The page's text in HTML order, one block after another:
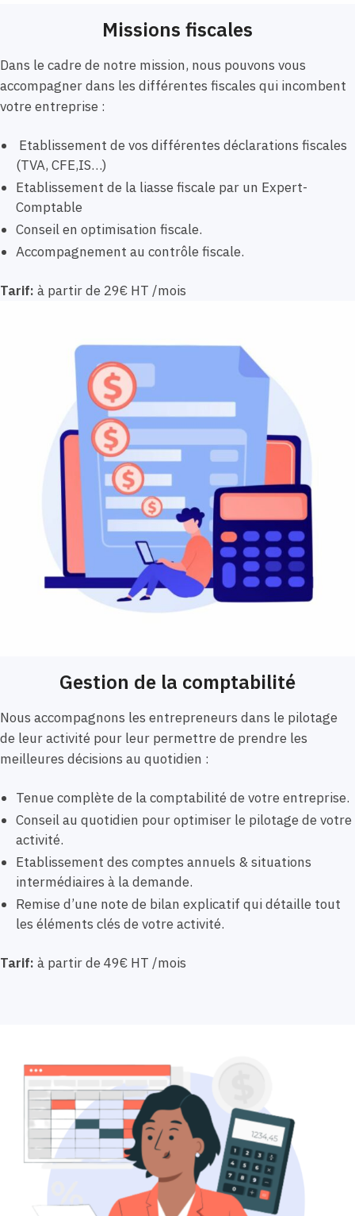
Missions fiscales
Dans le cadre de notre mission, nous pouvons vous
accompagner dans les différentes fiscales qui incombent
votre entreprise :
Etablissement de vos différentes déclarations fiscales
(TVA, CFE,IS…)
Etablissement de la liasse fiscale par un Expert-
Comptable
Conseil en optimisation fiscale.
Accompagnement au contrôle fiscale.
Tarif: à partir de 29€ HT /mois
Gestion de la comptabilité
Nous accompagnons les entrepreneurs dans le pilotage
de leur activité pour leur permettre de prendre les
meilleures décisions au quotidien :
Tenue complète de la comptabilité de votre entreprise.
Conseil au quotidien pour optimiser le pilotage de votre
activité.
Etablissement des comptes annuels & situations
intermédiaires à la demande.
Remise d’une note de bilan explicatif qui détaille tout
les éléments clés de votre activité.
Tarif: à partir de 49€ HT /mois